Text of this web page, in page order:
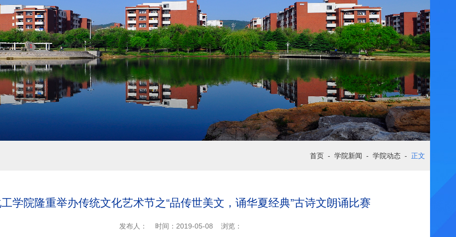
首页 - 学院新闻 - 学院动态 - 正文
学院隆重举办传统文化艺术节之“品传世美文，诵华夏经典”古诗文朗诵比赛
发布人： 时间：2019-05-08 浏览：